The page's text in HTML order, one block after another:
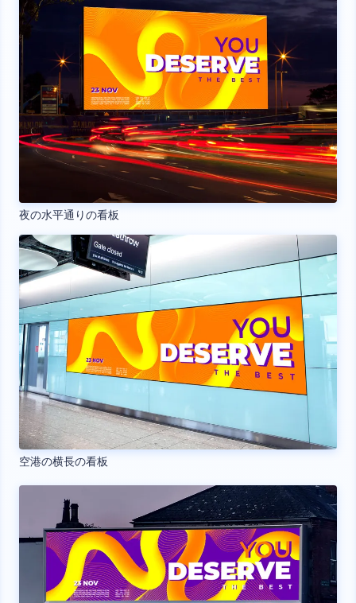
夜の水平通りの看板
空港の横長の看板